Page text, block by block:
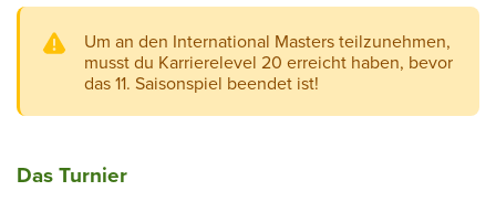
Um an den International Masters teilzunehmen,
musst du Karrierelevel 20 erreicht haben, bevor
das 11. Saisonspiel beendet ist!
Das Turnier